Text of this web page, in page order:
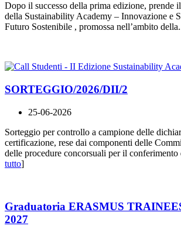
Dopo il successo della prima edizione, prende
della Sustainability Academy – Innovazione e
Futuro Sostenibile , promossa nell’ambito
SORTEGGIO/2026/DII/2
25-06-2026
Sorteggio per controllo a campione delle
certificazione, rese dai componenti delle
delle procedure concorsuali per il
tutto]
Graduatoria ERASMUS
2027